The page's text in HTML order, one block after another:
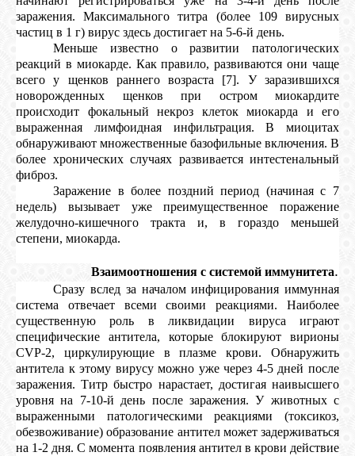
заражения. Максимального титра (более 109 вирусных
частиц в 1 г) вирус здесь достигает на 5-6-й день.
Меньше известно о развитии патологических
реакций в миокарде. Как правило, развиваются они чаще
всего у щенков раннего возраста [7]. У заразившихся
новорожденных щенков при остром миокардите
происходит фокальный некроз клеток миокарда и его
выраженная лимфоидная инфильтрация. В миоцитах
обнаруживают множественные базофильные включения. В
более хронических случаях развивается интестенальный
фиброз.
Заражение в более поздний период (начиная с 7
недель) вызывает уже преимущественное поражение
желудочно-кишечного тракта и, в гораздо меньшей
степени, миокарда.
Взаимоотношения с системой иммунитета.
Сразу вслед за началом инфицирования иммунная
система отвечает всеми своими реакциями. Наиболее
существенную роль в ликвидации вируса играют
специфические антитела, которые блокируют вирионы
CVP-2, циркулирующие в плазме крови. Обнаружить
антитела к этому вирусу можно уже через 4-5 дней после
заражения. Титр быстро нарастает, достигая наивысшего
уровня на 7-10-й день после заражения. У животных с
выраженными патологическими реакциями (токсикоз,
обезвоживание) образование антител может задерживаться
на 1-2 дня. С момента появления антител в крови действие